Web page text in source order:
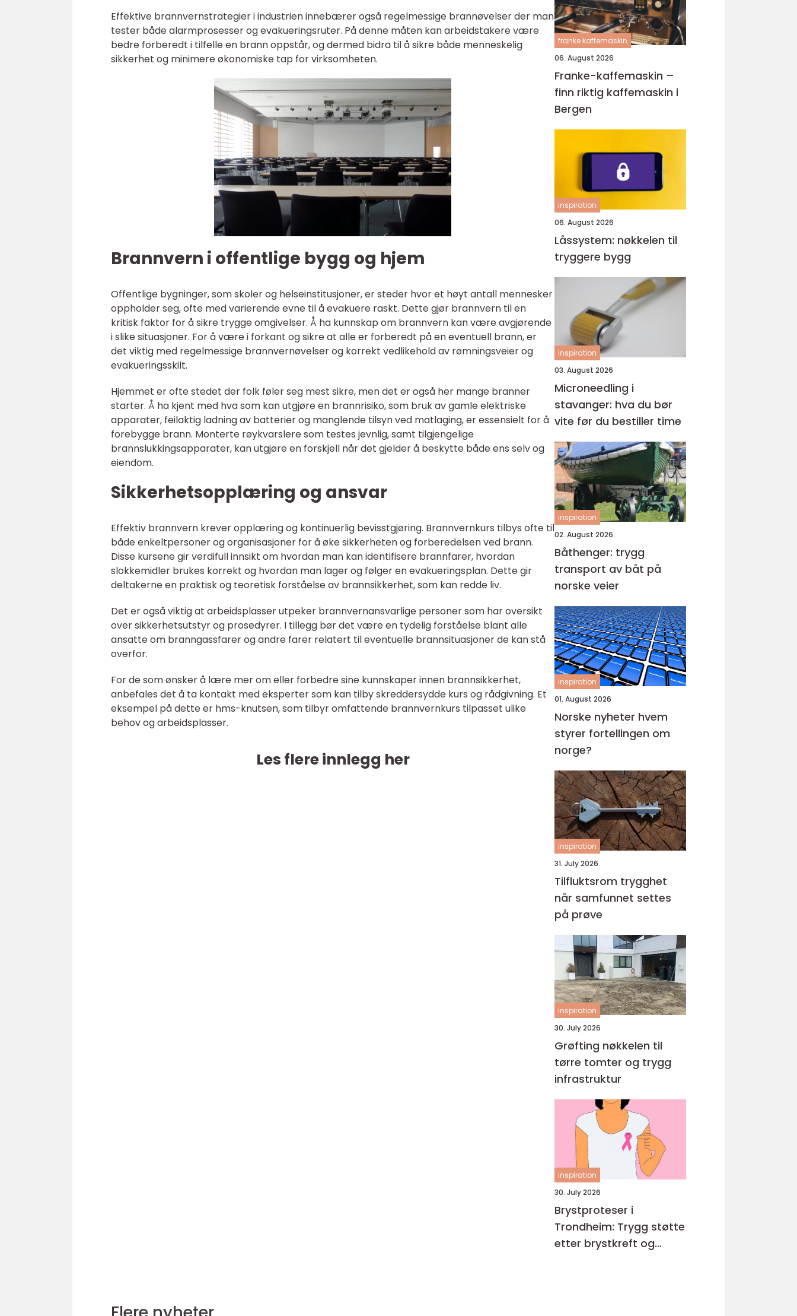
Effektive brannvernstrategier i industrien innebærer også regelmessige brannøvelser der man
tester både alarmprosesser og evakueringsruter. På denne måten kan arbeidstakere være
bedre forberedt i tilfelle en brann oppstår, og dermed bidra til å sikre både menneskelig
sikkerhet og minimere økonomiske tap for virksomheten.
Brannvern i offentlige bygg og hjem
Offentlige bygninger, som skoler og helseinstitusjoner, er steder hvor et høyt antall mennesker
oppholder seg, ofte med varierende evne til å evakuere raskt. Dette gjør brannvern til en
kritisk faktor for å sikre trygge omgivelser. Å ha kunnskap om brannvern kan være avgjørende
i slike situasjoner. For å være i forkant og sikre at alle er forberedt på en eventuell brann, er
det viktig med regelmessige brannvernøvelser og korrekt vedlikehold av rømningsveier og
evakueringsskilt.
Hjemmet er ofte stedet der folk føler seg mest sikre, men det er også her mange branner
starter. Å ha kjent med hva som kan utgjøre en brannrisiko, som bruk av gamle elektriske
apparater, feilaktig ladning av batterier og manglende tilsyn ved matlaging, er essensielt for å
forebygge brann. Monterte røykvarslere som testes jevnlig, samt tilgjengelige
brannslukkingsapparater, kan utgjøre en forskjell når det gjelder å beskytte både ens selv og
eiendom.
Sikkerhetsopplæring og ansvar
Effektiv brannvern krever opplæring og kontinuerlig bevisstgjøring. Brannvernkurs tilbys ofte til
både enkeltpersoner og organisasjoner for å øke sikkerheten og forberedelsen ved brann.
Disse kursene gir verdifull innsikt om hvordan man kan identifisere brannfarer, hvordan
slokkemidler brukes korrekt og hvordan man lager og følger en evakueringsplan. Dette gir
deltakerne en praktisk og teoretisk forståelse av brannsikkerhet, som kan redde liv.
Det er også viktig at arbeidsplasser utpeker brannvernansvarlige personer som har oversikt
over sikkerhetsutstyr og prosedyrer. I tillegg bør det være en tydelig forståelse blant alle
ansatte om branngassfarer og andre farer relatert til eventuelle brannsituasjoner de kan stå
overfor.
For de som ønsker å lære mer om eller forbedre sine kunnskaper innen brannsikkerhet,
anbefales det å ta kontakt med eksperter som kan tilby skreddersydde kurs og rådgivning. Et
eksempel på dette er hms-knutsen, som tilbyr omfattende brannvernkurs tilpasset ulike
behov og arbeidsplasser.
Les flere innlegg her
franke kaffemaskin
06. August 2026
Franke-kaffemaskin –
finn riktig kaffemaskin i
Bergen
inspiration
06. August 2026
Låssystem: nøkkelen til
tryggere bygg
inspiration
03. August 2026
Microneedling i
stavanger: hva du bør
vite før du bestiller time
inspiration
02. August 2026
Båthenger: trygg
transport av båt på
norske veier
inspiration
01. August 2026
Norske nyheter hvem
styrer fortellingen om
norge?
inspiration
31. July 2026
Tilfluktsrom trygghet
når samfunnet settes
på prøve
inspiration
30. July 2026
Grøfting nøkkelen til
tørre tomter og trygg
infrastruktur
inspiration
30. July 2026
Brystproteser i
Trondheim: Trygg støtte
etter brystkreft og